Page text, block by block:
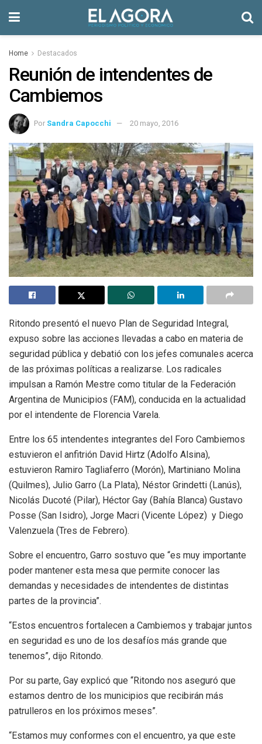
Home Destacados
Reunión de intendentes de
Cambiemos
Por Sandra Capocchi 20 mayo, 2016
Ritondo presentó el nuevo Plan de Seguridad Integral,
expuso sobre las acciones llevadas a cabo en materia de
seguridad pública y debatió con los jefes comunales acerca
de las próximas políticas a realizarse. Los radicales
impulsan a Ramón Mestre como titular de la Federación
Argentina de Municipios (FAM), conducida en la actualidad
por el intendente de Florencia Varela.
Entre los 65 intendentes integrantes del Foro Cambiemos
estuvieron el anfitrión David Hirtz (Adolfo Alsina),
estuvieron Ramiro Tagliaferro (Morón), Martiniano Molina
(Quilmes), Julio Garro (La Plata), Néstor Grindetti (Lanús),
Nicolás Ducoté (Pilar), Héctor Gay (Bahía Blanca) Gustavo
Posse (San Isidro), Jorge Macri (Vicente López) y Diego
Valenzuela (Tres de Febrero).
Sobre el encuentro, Garro sostuvo que “es muy importante
poder mantener esta mesa que permite conocer las
demandas y necesidades de intendentes de distintas
partes de la provincia”.
“Estos encuentros fortalecen a Cambiemos y trabajar juntos
en seguridad es uno de los desafíos más grande que
tenemos”, dijo Ritondo.
Por su parte, Gay explicó que “Ritondo nos aseguró que
estamos dentro de los municipios que recibirán más
patrulleros en los próximos meses”.
“Estamos muy conformes con el encuentro, ya que este